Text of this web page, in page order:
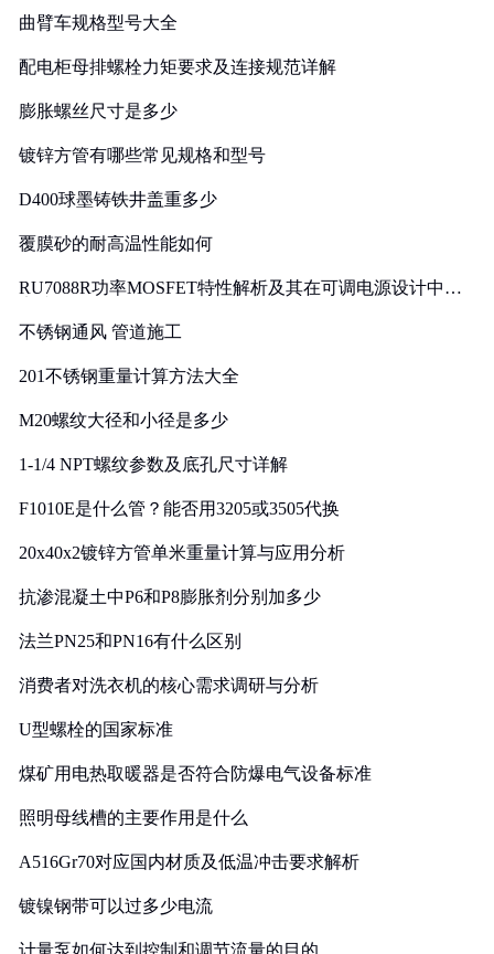
曲臂车规格型号大全
配电柜母排螺栓力矩要求及连接规范详解
膨胀螺丝尺寸是多少
镀锌方管有哪些常见规格和型号
D400球墨铸铁井盖重多少
覆膜砂的耐高温性能如何
RU7088R功率MOSFET特性解析及其在可调电源设计中的
不锈钢通风 管道施工
201不锈钢重量计算方法大全
M20螺纹大径和小径是多少
1-1/4 NPT螺纹参数及底孔尺寸详解
F1010E是什么管？能否用3205或3505代换
20x40x2镀锌方管单米重量计算与应用分析
抗渗混凝土中P6和P8膨胀剂分别加多少
法兰PN25和PN16有什么区别
消费者对洗衣机的核心需求调研与分析
U型螺栓的国家标准
煤矿用电热取暖器是否符合防爆电气设备标准
照明母线槽的主要作用是什么
A516Gr70对应国内材质及低温冲击要求解析
镀镍钢带可以过多少电流
计量泵如何达到控制和调节流量的目的